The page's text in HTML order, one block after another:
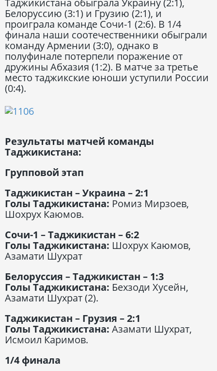
Белоруссию (3:1) и Грузию (2:1), и
проиграла команде Сочи-1 (2:6). В 1/4
финала наши соотечественники обыграли
команду Армении (3:0), однако в
полуфинале потерпели поражение от
дружины Абхазия (1:2). В матче за третье
место таджикские юноши уступили России
(0:4).
Результаты матчей команды
Таджикистана:
Групповой этап
Таджикистан – Украина – 2:1
Голы Таджикистана: Ромиз Мирзоев,
Шохрух Каюмов.
Сочи-1 – Таджикистан – 6:2
Голы Таджикистана: Шохрух Каюмов,
Азамати Шухрат
Белоруссия – Таджикистан – 1:3
Голы Таджикистана: Бехзоди Хусейн,
Азамати Шухрат (2).
Таджикистан – Грузия – 2:1
Голы Таджикистана: Азамати Шухрат,
Исмоил Каримов.
1/4 финала